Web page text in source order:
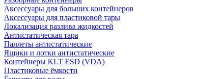
Аксессуары для больших контейнеров
Аксессуары для пластиковой тары
Локализация разлива жидкостей
Антистатическая тара
Паллеты антистатические
Ящики и лотки антистатические
Контейнеры KLT ESD (VDA)
Пластиковые ёмкости